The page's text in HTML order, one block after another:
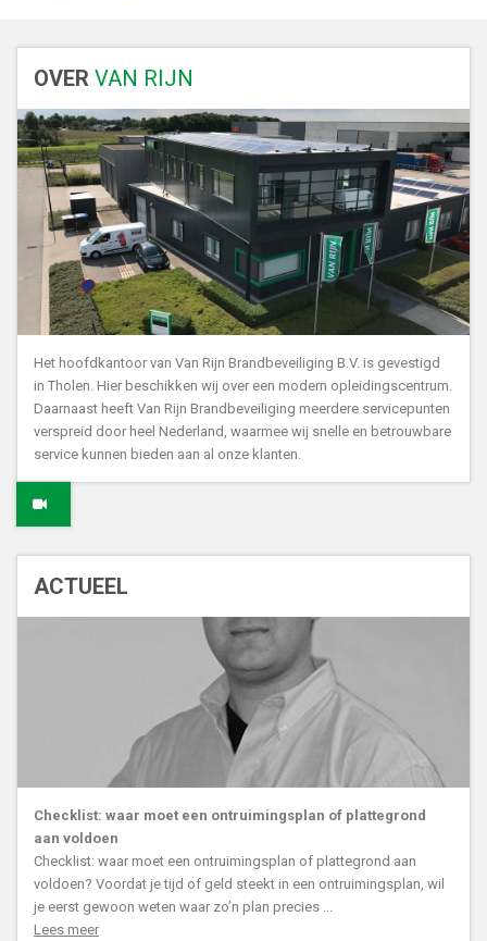
OVER VAN RIJN
Het hoofdkantoor van Van Rijn Brandbeveiliging B.V. is gevestigd
in Tholen. Hier beschikken wij over een modern opleidingscentrum.
Daarnaast heeft Van Rijn Brandbeveiliging meerdere servicepunten
verspreid door heel Nederland, waarmee wij snelle en betrouwbare
service kunnen bieden aan al onze klanten.
ACTUEEL
Checklist: waar moet een ontruimingsplan of plattegrond
aan voldoen
Checklist: waar moet een ontruimingsplan of plattegrond aan
voldoen? Voordat je tijd of geld steekt in een ontruimingsplan, wil
je eerst gewoon weten waar zo’n plan precies ...
Lees meer